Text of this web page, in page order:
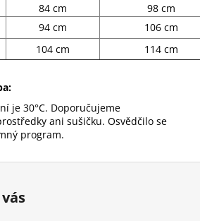
84 cm
98 cm
94 cm
106 cm
104 cm 114 cm
je 30°C. Doporučujeme
ani sušičku. Osvědčilo se
program.